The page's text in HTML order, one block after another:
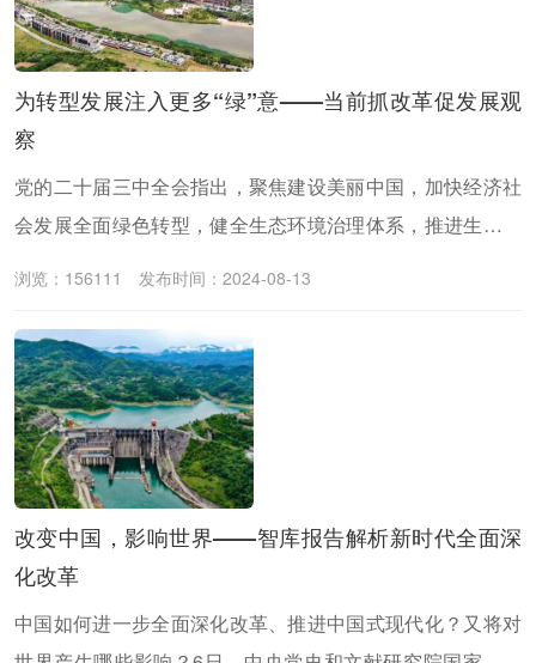
为转型发展注入更多“绿”意——当前抓改革促发展观
察
党的二十届三中全会指出，聚焦建设美丽中国，加快经济社
会发展全面绿色转型，健全生态环境治理体系，推进生态优
浏览：156111 发布时间：2024-08-13
改变中国，影响世界——智库报告解析新时代全面深
化改革
中国如何进一步全面深化改革、推进中国式现代化？又将对